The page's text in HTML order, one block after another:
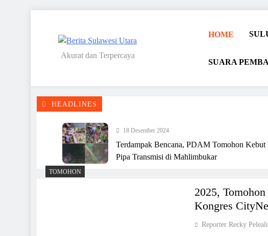
Akurat dan Terpercaya
HOME
SUARA
HEADLINES
18 Desember 2024
Terdampak Bencana, PDAM Tomohon Kebut
Pipa Transmisi di Mahlimbukar
15 Desember 2024
TOMOHON
2025,
Kongres
Reporter Recky